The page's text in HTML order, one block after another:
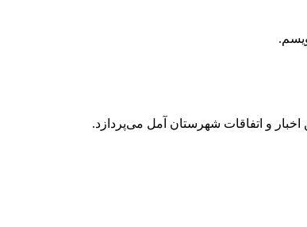
و اتفاقات شهرستان آمل می‌پردازد.